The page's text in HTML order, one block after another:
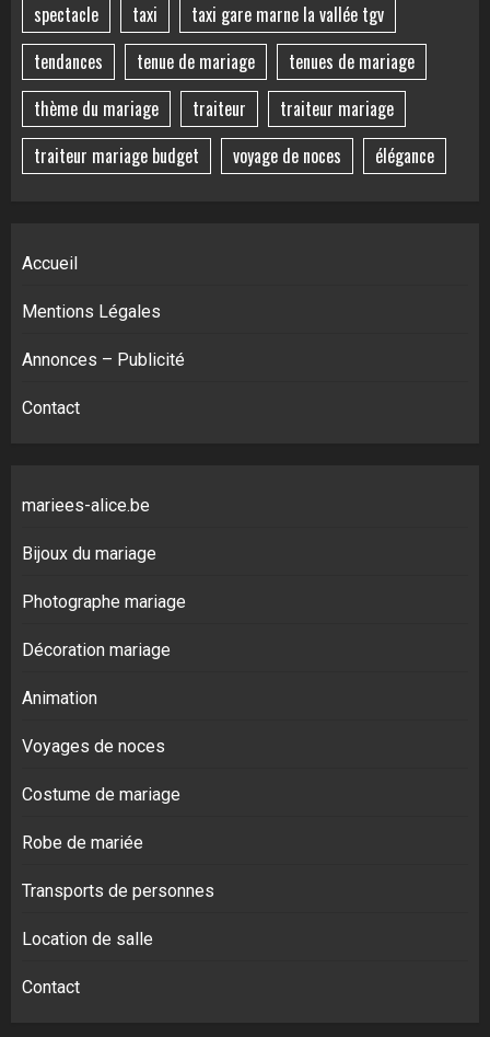
spectacle
taxi
taxi gare marne la vallée tgv
tendances
tenue de mariage
tenues de mariage
thème du mariage
traiteur
traiteur mariage
traiteur mariage budget
voyage de noces élégance
Accueil
Mentions Légales
Annonces – Publicité
Contact
mariees-alice.be
Bijoux du mariage
Photographe mariage
Décoration mariage
Animation
Voyages de noces
Costume de mariage
Robe de mariée
Transports de personnes
Location de salle
Contact